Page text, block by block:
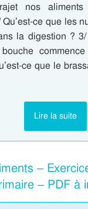
nos aliments
ce que les
la digestion ?
ce que le
Lire la suite
–
– PDF à